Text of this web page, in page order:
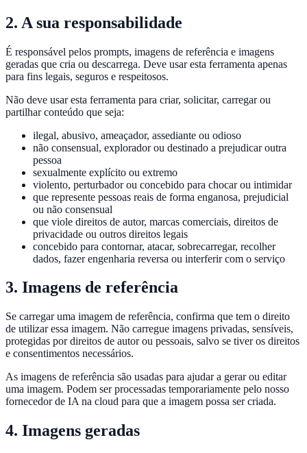
2. A sua responsabilidade
É responsável pelos prompts, imagens de referência e imagens
geradas que cria ou descarrega. Deve usar esta ferramenta apenas
para fins legais, seguros e respeitosos.
Não deve usar esta ferramenta para criar, solicitar, carregar ou
partilhar conteúdo que seja:
ilegal, abusivo, ameaçador, assediante ou odioso
não consensual, explorador ou destinado a prejudicar outra
pessoa
sexualmente explícito ou extremo
violento, perturbador ou concebido para chocar ou intimidar
que represente pessoas reais de forma enganosa, prejudicial
ou não consensual
que viole direitos de autor, marcas comerciais, direitos de
privacidade ou outros direitos legais
concebido para contornar, atacar, sobrecarregar, recolher
dados, fazer engenharia reversa ou interferir com o serviço
3. Imagens de referência
Se carregar uma imagem de referência, confirma que tem o direito
de utilizar essa imagem. Não carregue imagens privadas, sensíveis,
protegidas por direitos de autor ou pessoais, salvo se tiver os direitos
e consentimentos necessários.
As imagens de referência são usadas para ajudar a gerar ou editar
uma imagem. Podem ser processadas temporariamente pelo nosso
fornecedor de IA na cloud para que a imagem possa ser criada.
4. Imagens geradas